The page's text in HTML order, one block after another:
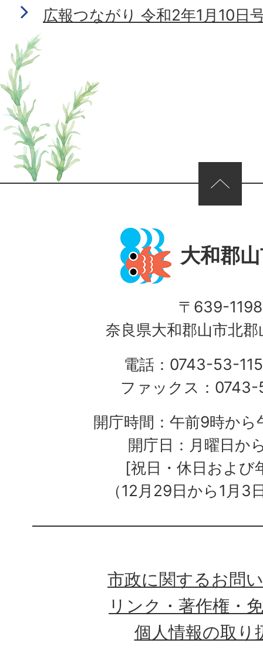
広報つながり 令和2年1月10日
ページの先頭へ
大和郡
〒639-1198
奈良県大和郡山市北
電話：0743-53-
ファックス：
開庁時間：午前9時か
開庁日：月曜日か
[祝日・休日および
（12月29日から1月3
市政に関するお問
リンク・著作権・
個人情報の取り